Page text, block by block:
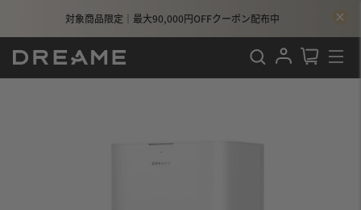
対象商品限定｜最大90,000円OFFクーポン配布中
サ
検索 ログイン
カート